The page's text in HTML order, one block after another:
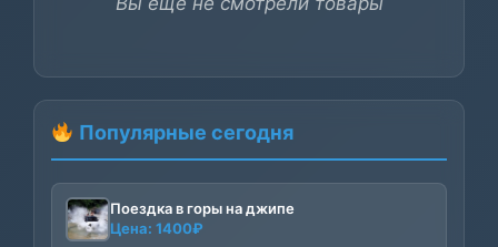
Популярные сегодня
Поездка в горы на джипе
Цена: 1400₽